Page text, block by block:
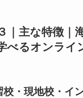
｜主な特徴｜
べるオンライ
・現地校・イ